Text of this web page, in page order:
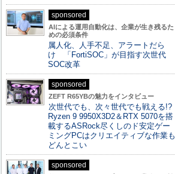
sponsored
AIによる運用自動化は、企業が生き残るた
めの必須条件
属人化、人手不足、アラートだら
け 「FortiSOC」が目指す次世代
SOC改革
sponsored
ZEFT R65YBの魅力をインタビュー
次世代でも、次々世代でも戦える!?
Ryzen 9 9950X3D2＆RTX 5070を搭
載するASRock尽くしのド安定ゲー
ミングPCはクリエイティブな作業も
どんとこい
sponsored